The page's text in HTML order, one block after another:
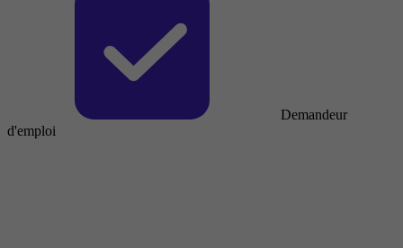
Demandeur
d'emploi